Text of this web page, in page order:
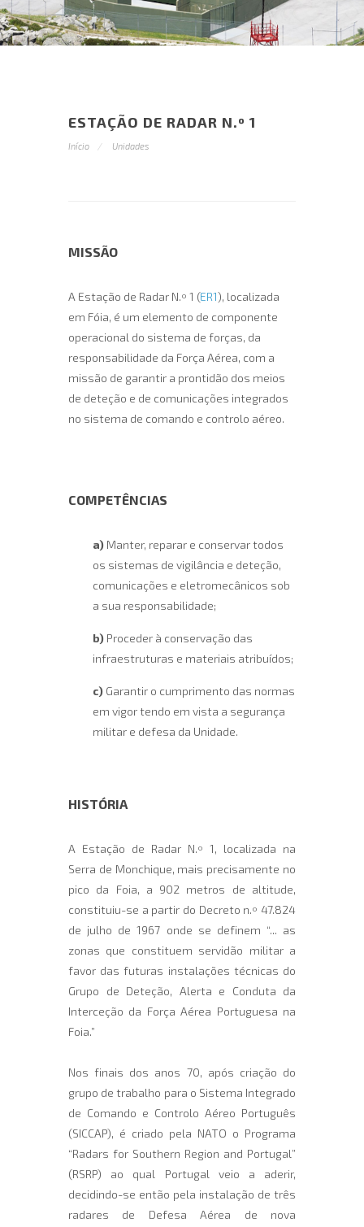
ESTAÇÃO DE RADAR N.º 1
Início Unidades
MISSÃO
A Estação de Radar N.º 1 (ER1), localizada
em Fóia, é um elemento de componente
operacional do sistema de forças, da
responsabilidade da Força Aérea, com a
missão de garantir a prontidão dos meios
de deteção e de comunicações integrados
no sistema de comando e controlo aéreo.
COMPETÊNCIAS
a) Manter, reparar e conservar todos
os sistemas de vigilância e deteção,
comunicações e eletromecânicos sob
a sua responsabilidade;
b) Proceder à conservação das
infraestruturas e materiais atribuídos;
c) Garantir o cumprimento das normas
em vigor tendo em vista a segurança
militar e defesa da Unidade.
HISTÓRIA
A Estação de Radar N.º 1, localizada na
Serra de Monchique, mais precisamente no
pico da Foia, a 902 metros de altitude,
constituiu-se a partir do Decreto n.º 47.824
de julho de 1967 onde se definem “... as
zonas que constituem servidão militar a
favor das futuras instalações técnicas do
Grupo de Deteção, Alerta e Conduta da
Interceção da Força Aérea Portuguesa na
Foia.”
Nos finais dos anos 70, após criação do
grupo de trabalho para o Sistema Integrado
de Comando e Controlo Aéreo Português
(SICCAP), é criado pela NATO o Programa
“Radars for Southern Region and Portugal”
(RSRP) ao qual Portugal veio a aderir,
decidindo-se então pela instalação de três
radares de Defesa Aérea de nova